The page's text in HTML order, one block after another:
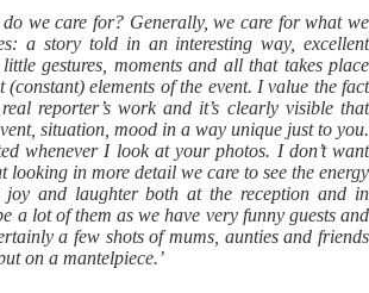
do we care for? Generally, we care for what we
a story told in an interesting way, excellent
gestures, moments and all that takes place
(constant) elements of the event. I value the fact
reporter’s work and it’s clearly visible that
situation, mood in a way unique just to you.
whenever I look at your photos. I don’t want
looking in more detail we care to see the energy
and laughter both at the reception and in
a lot of them as we have very funny guests and
a few shots of mums, aunties and friends
on a mantelpiece.’